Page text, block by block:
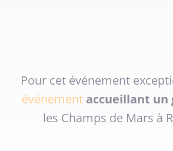
Pour cet événement
événement accueillant
les Champs de Mars à